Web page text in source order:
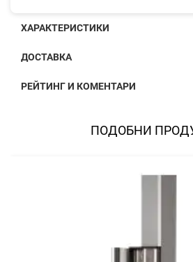
ХАРАКТЕРИСТИКИ
ДОСТАВКА
РЕЙТИНГ И КОМЕНТАРИ
ПОДОБНИ